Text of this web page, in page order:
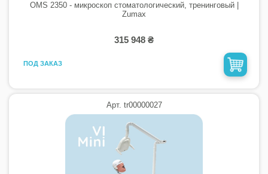
OMS 2350 - микроскоп стоматологический, тренинговый |
Zumax
315 948 ₴
ПОД ЗАКАЗ
Арт. tr00000027